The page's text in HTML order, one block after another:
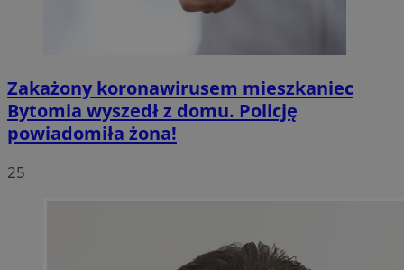
Zakażony koronawirusem mieszkaniec
Bytomia wyszedł z domu. Policję
powiadomiła żona!
25